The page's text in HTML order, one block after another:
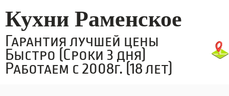
Кухни Раменское
Гарантия лучшей цены
Быстро (Сроки 3 дня)
Работаем с 2008г. (18 лет)